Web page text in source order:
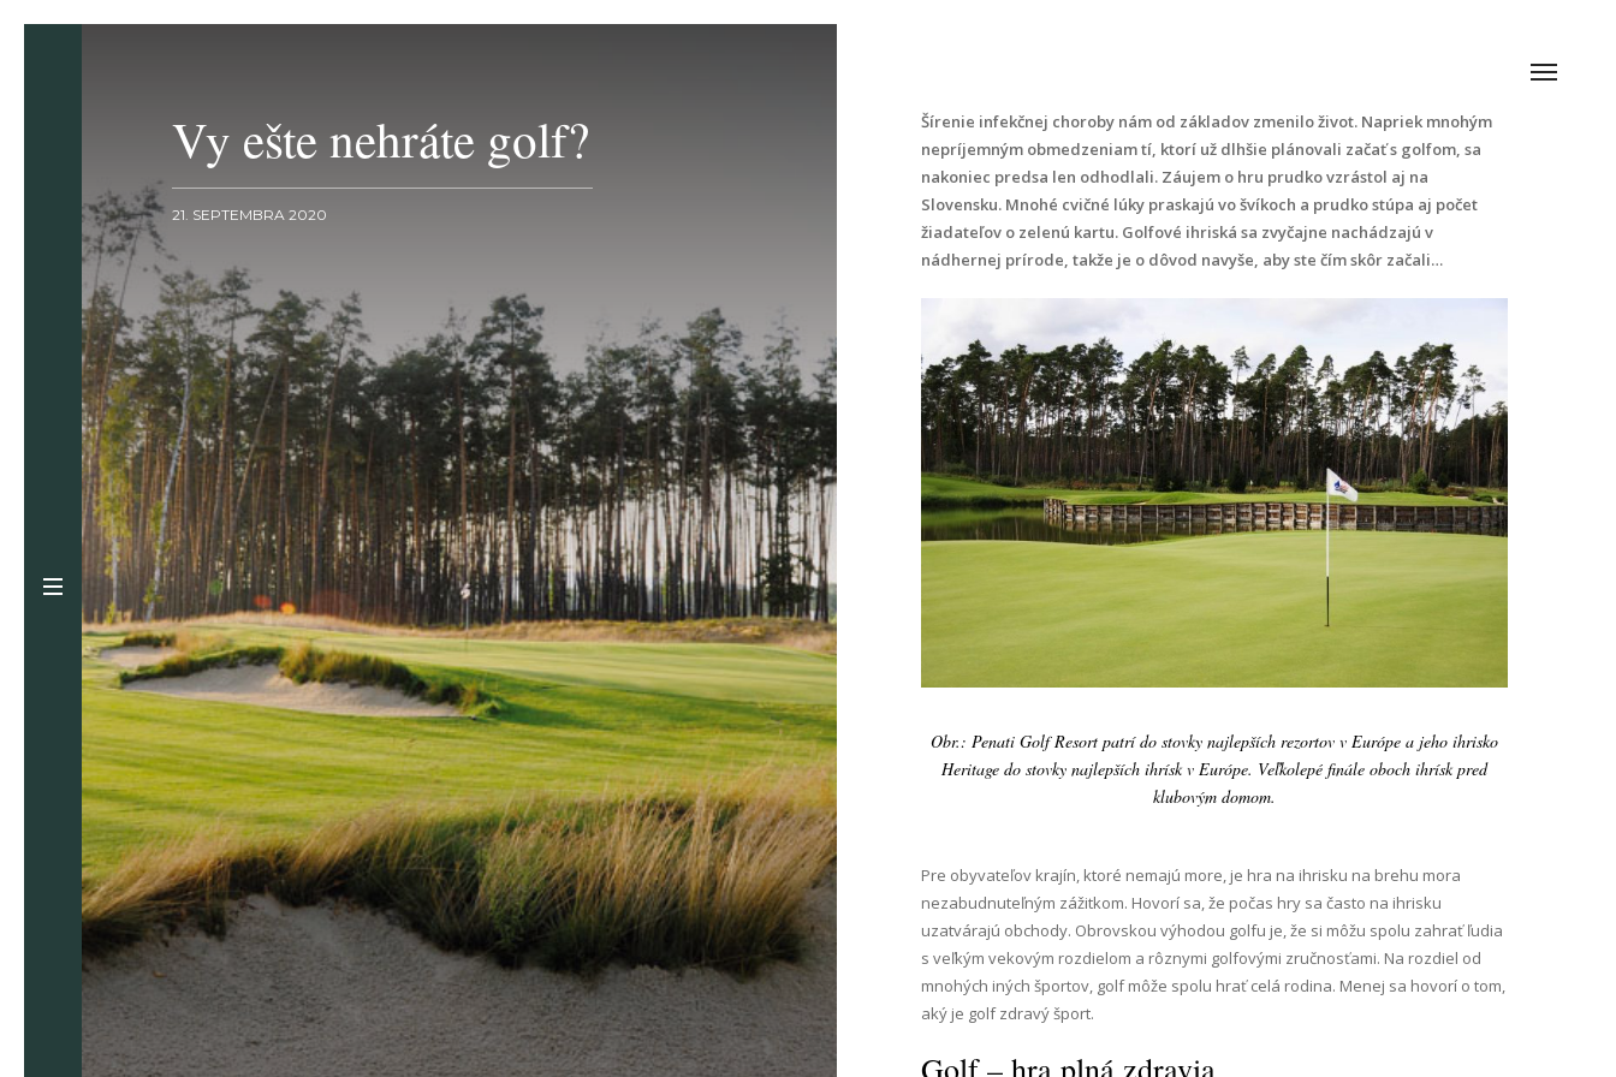
Vy ešte nehráte golf?
21. SEPTEMBRA 2020
Šírenie infekčnej choroby nám od základov zmenilo život. Napriek mnohým
nepríjemným obmedzeniam tí, ktorí už dlhšie plánovali začať s golfom, sa
nakoniec predsa len odhodlali. Záujem o hru prudko vzrástol aj na
Slovensku. Mnohé cvičné lúky praskajú vo švíkoch a prudko stúpa aj počet
žiadateľov o zelenú kartu. Golfové ihriská sa zvyčajne nachádzajú v
nádhernej prírode, takže je o dôvod navyše, aby ste čím skôr začali…
Obr.: Penati Golf Resort patrí do stovky najlepších rezortov v Európe a jeho ihrisko
Heritage do stovky najlepších ihrísk v Európe. Veľkolepé finále oboch ihrísk pred
klubovým domom.
Pre obyvateľov krajín, ktoré nemajú more, je hra na ihrisku na brehu mora
nezabudnuteľným zážitkom. Hovorí sa, že počas hry sa často na ihrisku
uzatvárajú obchody. Obrovskou výhodou golfu je, že si môžu spolu zahrať ľudia
s veľkým vekovým rozdielom a rôznymi golfovými zručnosťami. Na rozdiel od
mnohých iných športov, golf môže spolu hrať celá rodina. Menej sa hovorí o tom,
aký je golf zdravý šport.
Golf – hra plná zdravia